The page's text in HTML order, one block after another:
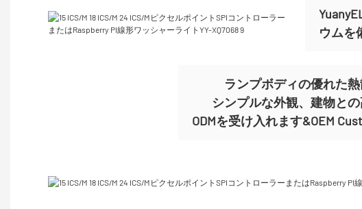
ウムを
ランプボディの優れた
シンプルな外観、建物と
ODMを受け入れます&OEM